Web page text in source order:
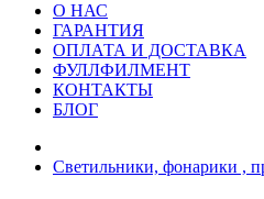
О НАС
ГАРАНТИЯ
ОПЛАТА И ДОСТАВКА
ФУЛЛФИЛМЕНТ
КОНТАКТЫ
БЛОГ
Светильники, фонарики ,